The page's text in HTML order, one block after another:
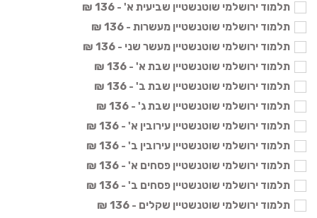
תלמוד ירושלמי שוטנשטיין שביעית א' - 136 ₪
תלמוד ירושלמי שוטנשטיין מעשרות - 136 ₪
תלמוד ירושלמי שוטנשטיין מעשר שני - 136 ₪
תלמוד ירושלמי שוטנשטיין שבת א' - 136 ₪
תלמוד ירושלמי שוטנשטיין שבת ב' - 136 ₪
תלמוד ירושלמי שוטנשטיין שבת ג' - 136 ₪
תלמוד ירושלמי שוטנשטיין עירובין א' - 136 ₪
תלמוד ירושלמי שוטנשטיין עירובין ב' - 136 ₪
תלמוד ירושלמי שוטנשטיין פסחים א' - 136 ₪
תלמוד ירושלמי שוטנשטיין פסחים ב' - 136 ₪
תלמוד ירושלמי שוטנשטיין שקלים - 136 ₪